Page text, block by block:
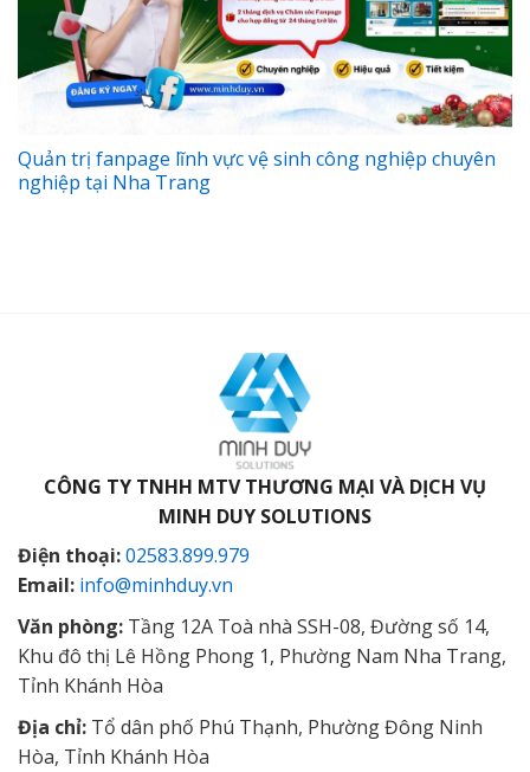
Quản trị fanpage lĩnh vực vệ sinh công nghiệp chuyên
nghiệp tại Nha Trang
CÔNG TY TNHH MTV THƯƠNG MẠI VÀ DỊCH VỤ
MINH DUY SOLUTIONS
Điện thoại:02583.899.979
Email: info@minhduy.vn
Văn phòng: Tầng 12A Toà nhà SSH-08, Đường số 14,
Khu đô thị Lê Hồng Phong 1, Phường Nam Nha Trang,
Tỉnh Khánh Hòa
Địa chỉ: Tổ dân phố Phú Thạnh, Phường Đông Ninh
Hòa, Tỉnh Khánh Hòa